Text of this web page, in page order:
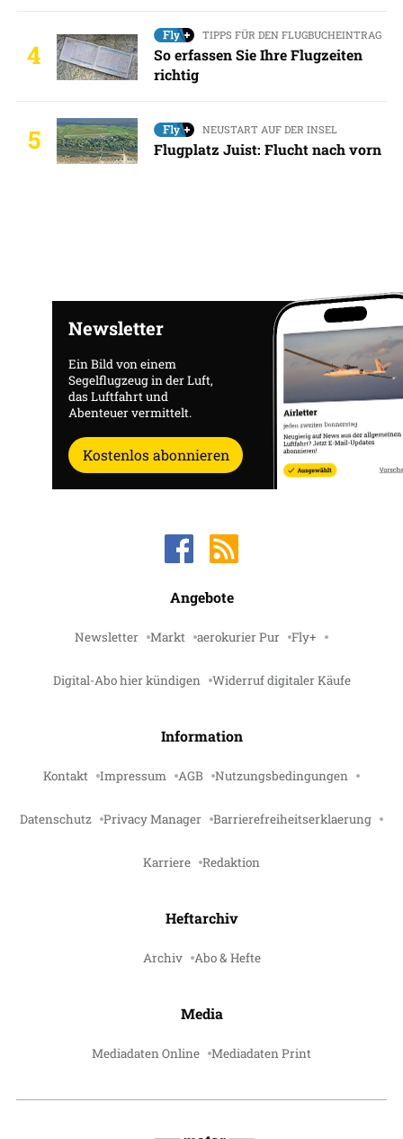
4
TIPPS FÜR DEN FLUGBUCHEINTRAG
So erfassen Sie Ihre Flugzeiten
richtig
5 NEUSTART AUF DER INSEL
Flugplatz Juist: Flucht nach vorn
Newsletter
Ein Bild von einem
Segelflugzeug in der Luft,
das Luftfahrt und
Abenteuer vermittelt.
Kostenlos abonnieren
Angebote
Newsletter Markt aerokurier Pur Fly+
Digital-Abo hier kündigen Widerruf digitaler Käufe
Information
Kontakt Impressum AGB Nutzungsbedingungen
Datenschutz Privacy Manager Barrierefreiheitserklaerung
Karriere Redaktion
Heftarchiv
Archiv Abo & Hefte
Media
Mediadaten Online Mediadaten Print